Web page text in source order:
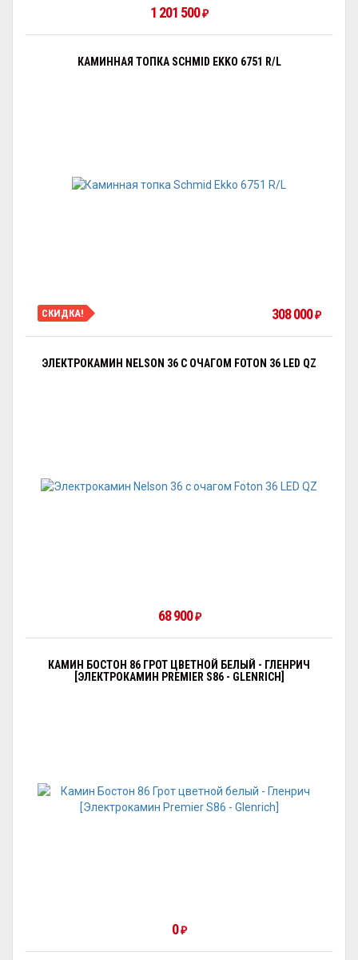
1 201 500₽
КАМИННАЯ ТОПКА SCHMID EKKO 6751 R/L
СКИДКА! 308 000₽
ЭЛЕКТРОКАМИН NELSON 36 С ОЧАГОМ FOTON 36 LED QZ
68 900₽
КАМИН БОСТОН 86 ГРОТ ЦВЕТНОЙ БЕЛЫЙ - ГЛЕНРИЧ
[ЭЛЕКТРОКАМИН PREMIER S86 - GLENRICH]
0₽